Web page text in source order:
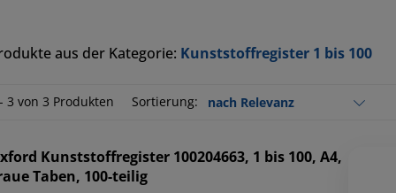
aus der Kategorie: Kunststoffregister 1 bis 100
3 von 3 Produkten Sortierung:
Kunststoffregister 100204663, 1 bis 100, A4,
Taben, 100-teilig